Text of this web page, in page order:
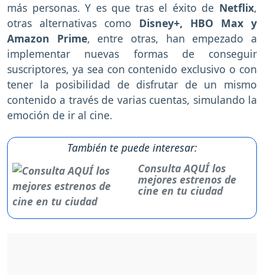
más personas. Y es que tras el éxito de Netflix,
otras alternativas como Disney+, HBO Max y
Amazon Prime, entre otras, han empezado a
implementar nuevas formas de conseguir
suscriptores, ya sea con contenido exclusivo o con
tener la posibilidad de disfrutar de un mismo
contenido a través de varias cuentas, simulando la
emoción de ir al cine.
También te puede interesar:
Consulta AQUÍ los
mejores estrenos de
cine en tu ciudad